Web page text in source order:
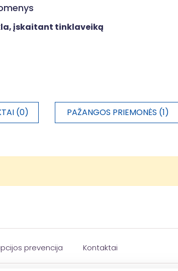
įskaitant tinklaveiką
(0) PAŽANGOS PRIEMONĖS (1)
prevencija Kontaktai